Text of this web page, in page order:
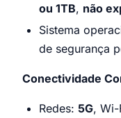
ou 1TB, não
Sistema
de segurança
Conectividade
Redes: 5G, Wi-